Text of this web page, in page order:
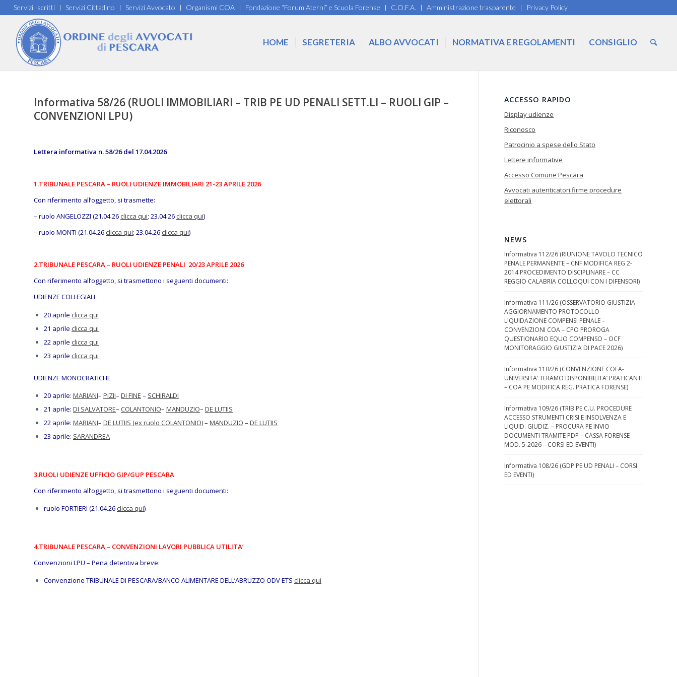
Servizi Iscritti Servizi Cittadino Servizi Avvocato Organismi COA Fondazione “Forum Aterni” e Scuola Forense C.O.F.A. Amministrazione trasparente Privacy Policy
HOME SEGRETERIA ALBO AVVOCATI NORMATIVA E REGOLAMENTI CONSIGLIO
Informativa 58/26 (RUOLI IMMOBILIARI – TRIB PE UD PENALI SETT.LI – RUOLI GIP –
CONVENZIONI LPU)
Lettera informativa n. 58/26 del 17.04.2026
1.TRIBUNALE PESCARA – RUOLI UDIENZE IMMOBILIARI 21-23 APRILE 2026
Con riferimento all’oggetto, si trasmette:
– ruolo ANGELOZZI (21.04.26 clicca qui; 23.04.26 clicca qui)
– ruolo MONTI (21.04.26 clicca qui; 23.04.26 clicca qui)
2.TRIBUNALE PESCARA – RUOLI UDIENZE PENALI 20/23 APRILE 2026
Con riferimento all’oggetto, si trasmettono i seguenti documenti:
UDIENZE COLLEGIALI
20 aprile clicca qui
21 aprile clicca qui
22 aprile clicca qui
23 aprile clicca qui
UDIENZE MONOCRATICHE
20 aprile: MARIANI– PIZII– DI FINE – SCHIRALDI
21 aprile: DI SALVATORE– COLANTONIO– MANDUZIO– DE LUTIIS
22 aprile: MARIANI– DE LUTIIS (ex ruolo COLANTONIO)– MANDUZIO – DE LUTIIS
23 aprile: SARANDREA
3.RUOLI UDIENZE UFFICIO GIP/GUP PESCARA
Con riferimento all’oggetto, si trasmettono i seguenti documenti:
ruolo FORTIERI (21.04.26 clicca qui)
4.TRIBUNALE PESCARA – CONVENZIONI LAVORI PUBBLICA UTILITA’
Convenzioni LPU – Pena detentiva breve:
Convenzione TRIBUNALE DI PESCARA/BANCO ALIMENTARE DELL’ABRUZZO ODV ETS clicca qui
ACCESSO RAPIDO
Display udienze
Riconosco
Patrocinio a spese dello Stato
Lettere informative
Accesso Comune Pescara
Avvocati autenticatori firme procedure
elettorali
NEWS
Informativa 112/26 (RIUNIONE TAVOLO TECNICO
PENALE PERMANENTE – CNF MODIFICA REG 2-
2014 PROCEDIMENTO DISCIPLINARE – CC
REGGIO CALABRIA COLLOQUI CON I DIFENSORI)
Informativa 111/26 (OSSERVATORIO GIUSTIZIA
AGGIORNAMENTO PROTOCOLLO
LIQUIDAZIONE COMPENSI PENALE –
CONVENZIONI COA – CPO PROROGA
QUESTIONARIO EQUO COMPENSO – OCF
MONITORAGGIO GIUSTIZIA DI PACE 2026)
Informativa 110/26 (CONVENZIONE COFA-
UNIVERSITA’ TERAMO DISPONIBILITA’ PRATICANTI
– COA PE MODIFICA REG. PRATICA FORENSE)
Informativa 109/26 (TRIB PE C.U. PROCEDURE
ACCESSO STRUMENTI CRISI E INSOLVENZA E
LIQUID. GIUDIZ. – PROCURA PE INVIO
DOCUMENTI TRAMITE PDP – CASSA FORENSE
MOD. 5-2026 – CORSI ED EVENTI)
Informativa 108/26 (GDP PE UD PENALI – CORSI
ED EVENTI)